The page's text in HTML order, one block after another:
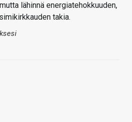
lähinnä energiatehokkuuden,
takia.